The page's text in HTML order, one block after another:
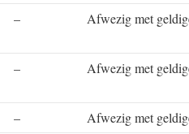
– Afwezig met
– Afwezig met
–
Afwezig met